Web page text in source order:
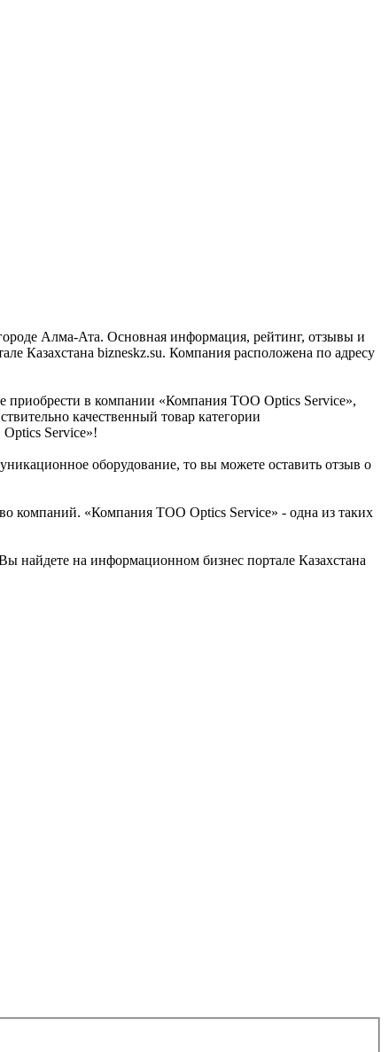
Алма-Ата. Основная информация, рейтинг, отзывы и
Казахстана bizneskz.su. Компания расположена по адресу
приобрести в компании «Компания ТОО Optics Service»,
качественный товар категории
Service»!
оборудование, то вы можете оставить отзыв о
компаний. «Компания ТОО Optics Service» - одна из таких
на информационном бизнес портале Казахстана